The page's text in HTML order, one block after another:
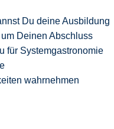
Du deine Ausbildung
Deinen Abschluss
für Systemgastronomie
wahrnehmen